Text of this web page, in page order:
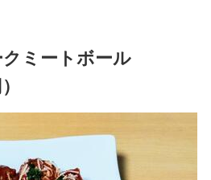
ミートボール